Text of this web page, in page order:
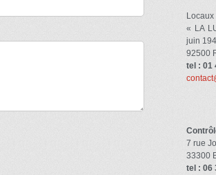
« LA
juin
92500
tel : 01
7 rue
33300
tel : 06